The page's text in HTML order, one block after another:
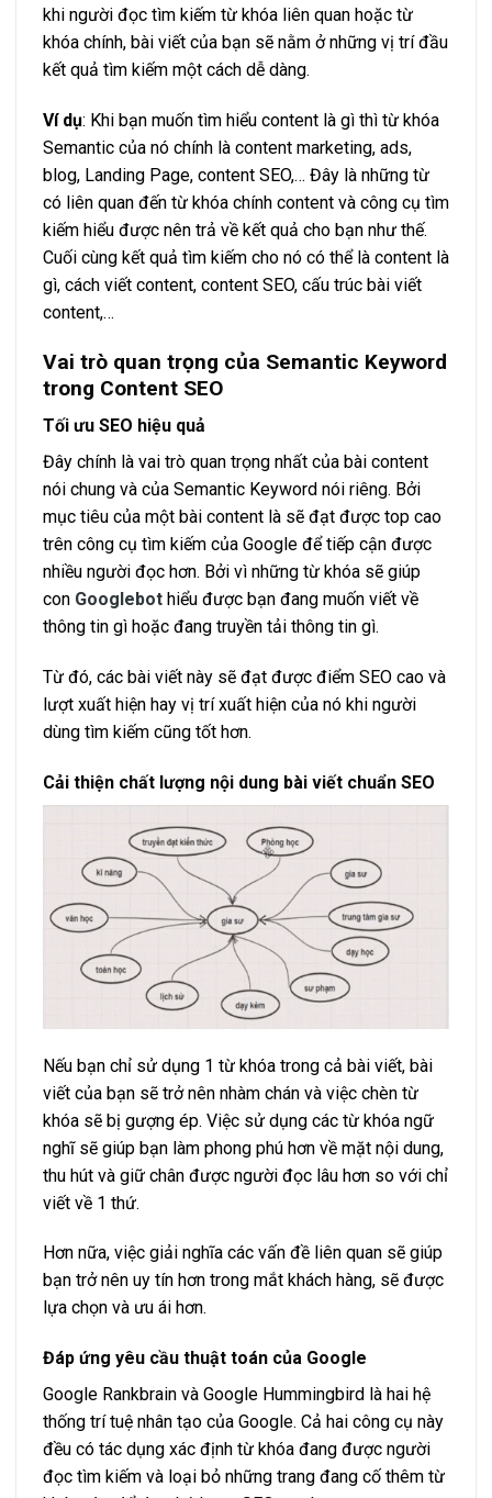
khi người đọc tìm kiếm từ khóa liên quan hoặc từ
khóa chính, bài viết của bạn sẽ nằm ở những vị trí đầu
kết quả tìm kiếm một cách dễ dàng.
Ví dụ: Khi bạn muốn tìm hiểu content là gì thì từ khóa
Semantic của nó chính là content marketing, ads,
blog, Landing Page, content SEO,… Đây là những từ
có liên quan đến từ khóa chính content và công cụ tìm
kiếm hiểu được nên trả về kết quả cho bạn như thế.
Cuối cùng kết quả tìm kiếm cho nó có thể là content là
gì, cách viết content, content SEO, cấu trúc bài viết
content,…
Vai trò quan trọng của Semantic Keyword
trong Content SEO
Tối ưu SEO hiệu quả
Đây chính là vai trò quan trọng nhất của bài content
nói chung và của Semantic Keyword nói riêng. Bởi
mục tiêu của một bài content là sẽ đạt được top cao
trên công cụ tìm kiếm của Google để tiếp cận được
nhiều người đọc hơn. Bởi vì những từ khóa sẽ giúp
con Googlebot hiểu được bạn đang muốn viết về
thông tin gì hoặc đang truyền tải thông tin gì.
Từ đó, các bài viết này sẽ đạt được điểm SEO cao và
lượt xuất hiện hay vị trí xuất hiện của nó khi người
dùng tìm kiếm cũng tốt hơn.
Cải thiện chất lượng nội dung bài viết chuẩn SEO
Nếu bạn chỉ sử dụng 1 từ khóa trong cả bài viết, bài
viết của bạn sẽ trở nên nhàm chán và việc chèn từ
khóa sẽ bị gượng ép. Việc sử dụng các từ khóa ngữ
nghĩ sẽ giúp bạn làm phong phú hơn về mặt nội dung,
thu hút và giữ chân được người đọc lâu hơn so với chỉ
viết về 1 thứ.
Hơn nữa, việc giải nghĩa các vấn đề liên quan sẽ giúp
bạn trở nên uy tín hơn trong mắt khách hàng, sẽ được
lựa chọn và ưu ái hơn.
Đáp ứng yêu cầu thuật toán của Google
Google Rankbrain và Google Hummingbird là hai hệ
thống trí tuệ nhân tạo của Google. Cả hai công cụ này
đều có tác dụng xác định từ khóa đang được người
đọc tìm kiếm và loại bỏ những trang đang cố thêm từ